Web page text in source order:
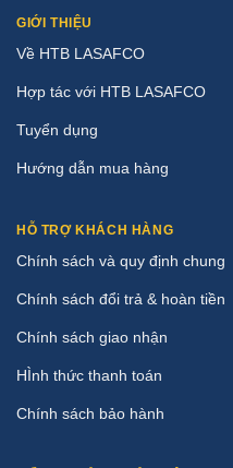
GIỚI THIỆU
Về HTB LASAFCO
Hợp tác với HTB LASAFCO
Tuyển dụng
Hướng dẫn mua hàng
HỖ TRỢ KHÁCH HÀNG
Chính sách và quy định chung
Chính sách đổi trả & hoàn tiền
Chính sách giao nhận
HÌnh thức thanh toán
Chính sách bảo hành